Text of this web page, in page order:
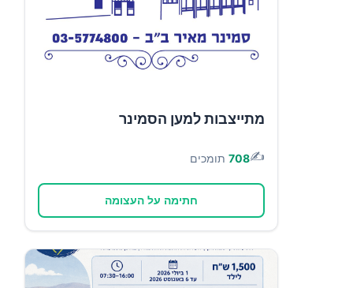
מתייצבות למען הסמינר
✍️
708 תומכים
חתימה על העצומה